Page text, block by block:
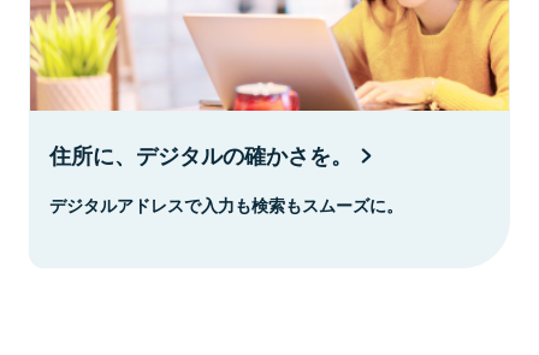
住所に、デジタルの確かさを。
デジタルアドレスで入力も検索もスムーズに。